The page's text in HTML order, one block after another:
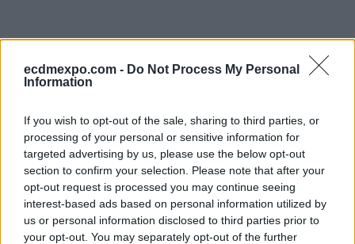
ecdmexpo.com - Do Not Process My Personal
Information
If you wish to opt-out of the sale, sharing to third parties, or
processing of your personal or sensitive information for
targeted advertising by us, please use the below opt-out
section to confirm your selection. Please note that after your
opt-out request is processed you may continue seeing
interest-based ads based on personal information utilized by
us or personal information disclosed to third parties prior to
your opt-out. You may separately opt-out of the further
Conference Agendas
Faliro Sports Pavilion — Main Stage
Moderators
Dimitris Mallas
Journalist CNN Greece